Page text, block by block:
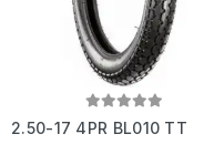
2.50-17 4PR BL010 TT